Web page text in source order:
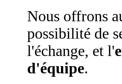
Nous offrons
possibilité de
l'échange, et l'
d'équipe.